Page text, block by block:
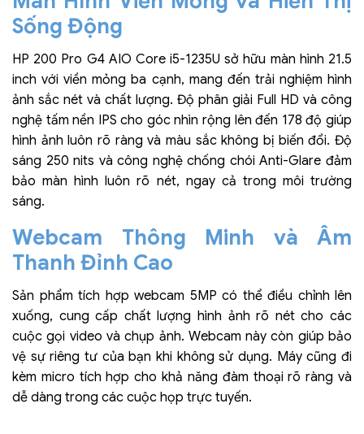
Sống Động
HP 200 Pro G4 AIO Core i5-1235U sở hữu màn hình 21.5
inch với viền mỏng ba cạnh, mang đến trải nghiệm hình
ảnh sắc nét và chất lượng. Độ phân giải Full HD và công
nghệ tấm nền IPS cho góc nhìn rộng lên đến 178 độ giúp
hình ảnh luôn rõ ràng và màu sắc không bị biến đổi. Độ
sáng 250 nits và công nghệ chống chói Anti-Glare đảm
bảo màn hình luôn rõ nét, ngay cả trong môi trường
sáng.
Webcam Thông Minh và Âm
Thanh Đỉnh Cao
Sản phẩm tích hợp webcam 5MP có thể điều chỉnh lên
xuống, cung cấp chất lượng hình ảnh rõ nét cho các
cuộc gọi video và chụp ảnh. Webcam này còn giúp bảo
vệ sự riêng tư của bạn khi không sử dụng. Máy cũng đi
kèm micro tích hợp cho khả năng đàm thoại rõ ràng và
dễ dàng trong các cuộc họp trực tuyến.